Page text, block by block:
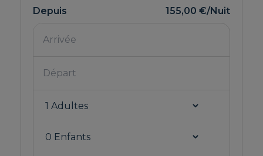
Depuis 155,00 €/Nuit